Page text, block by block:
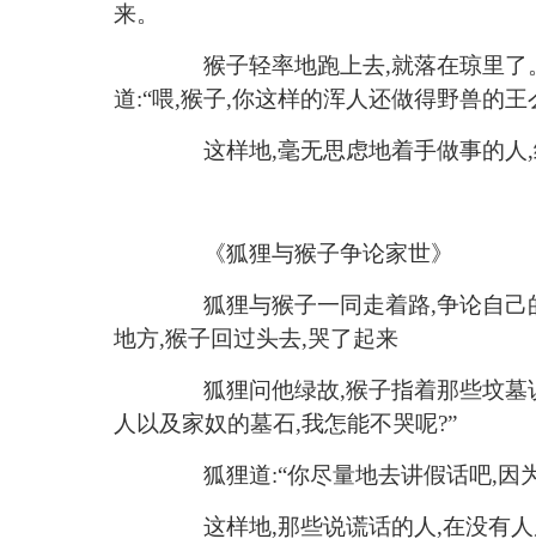
来。
猴子轻率地跑上去,就落在琼里了
道:“喂,猴子,你这样的浑人还做得野兽的王
这样地,毫无思虑地着手做事的
《狐狸与猴子争论家世》
狐狸与猴子一同走着路,争论自己
地方,猴子回过头去,哭了起来
狐狸问他绿故,猴子指着那些坟
人以及家奴的墓石,我怎能不哭呢?”
狐狸道:“你尽量地去讲假话吧,因
这样地,那些说谎话的人,在没有